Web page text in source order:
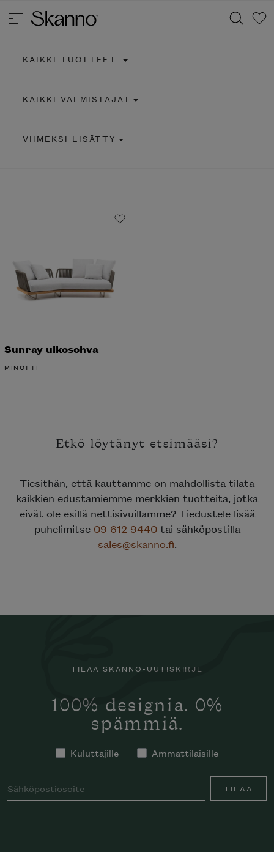
KAIKKI TUOTTEET
KAIKKI VALMISTAJAT
VIIMEKSI LISÄTTY
Sunray ulkosohva
Etkö löytänyt etsimääsi?
Tiesithän, että kauttamme on mahdollista tilata
kaikkien edustamiemme merkkien tuotteita, jotka
eivät ole esillä nettisivuillamme? Tiedustele lisää
puhelimitse
09 612 9440tai sähköpostilla
sales@skanno.fi .
TILAA SKANNO-UUTISKIRJE
100% designia. 0%
spämmiä.
Kuluttajille Ammattilaisille
TILAA